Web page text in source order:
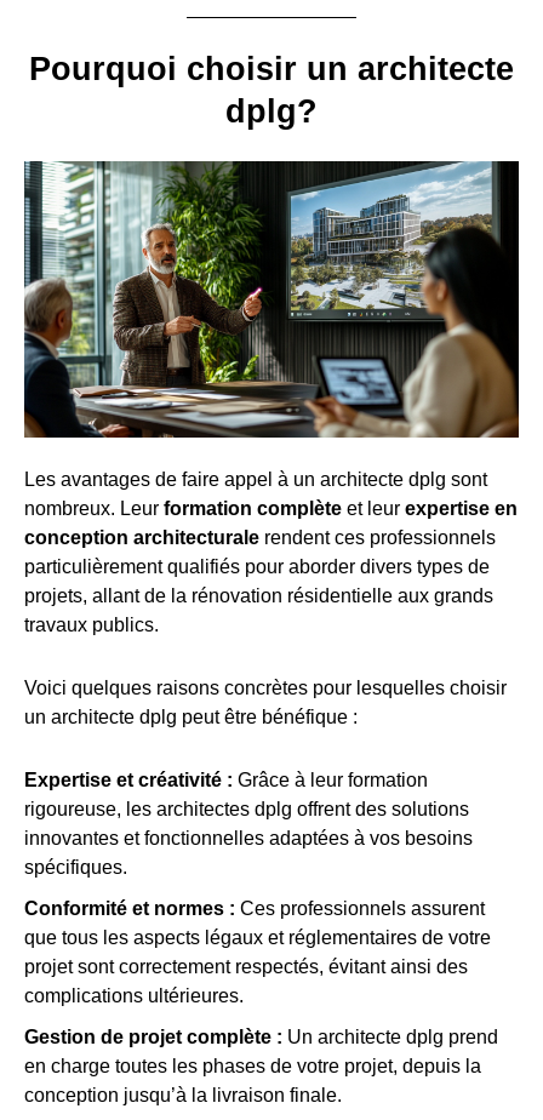
Pourquoi choisir un architecte
dplg?
Les avantages de faire appel à un architecte dplg sont
nombreux. Leur formation complète et leur expertise en
conception architecturale rendent ces professionnels
particulièrement qualifiés pour aborder divers types de
projets, allant de la rénovation résidentielle aux grands
travaux publics.
Voici quelques raisons concrètes pour lesquelles choisir
un architecte dplg peut être bénéfique :
Expertise et créativité : Grâce à leur formation
rigoureuse, les architectes dplg offrent des solutions
innovantes et fonctionnelles adaptées à vos besoins
spécifiques.
Conformité et normes : Ces professionnels assurent
que tous les aspects légaux et réglementaires de votre
projet sont correctement respectés, évitant ainsi des
complications ultérieures.
Gestion de projet complète : Un architecte dplg prend
en charge toutes les phases de votre projet, depuis la
conception jusqu’à la livraison finale.